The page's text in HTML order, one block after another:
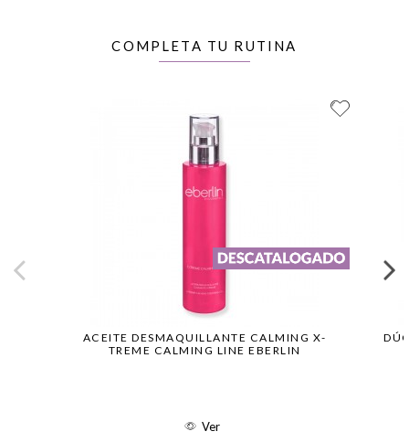
COMPLETA TU RUTINA
ACEITE DESMAQUILLANTE CALMING X-
TREME CALMING LINE EBERLIN
Ver